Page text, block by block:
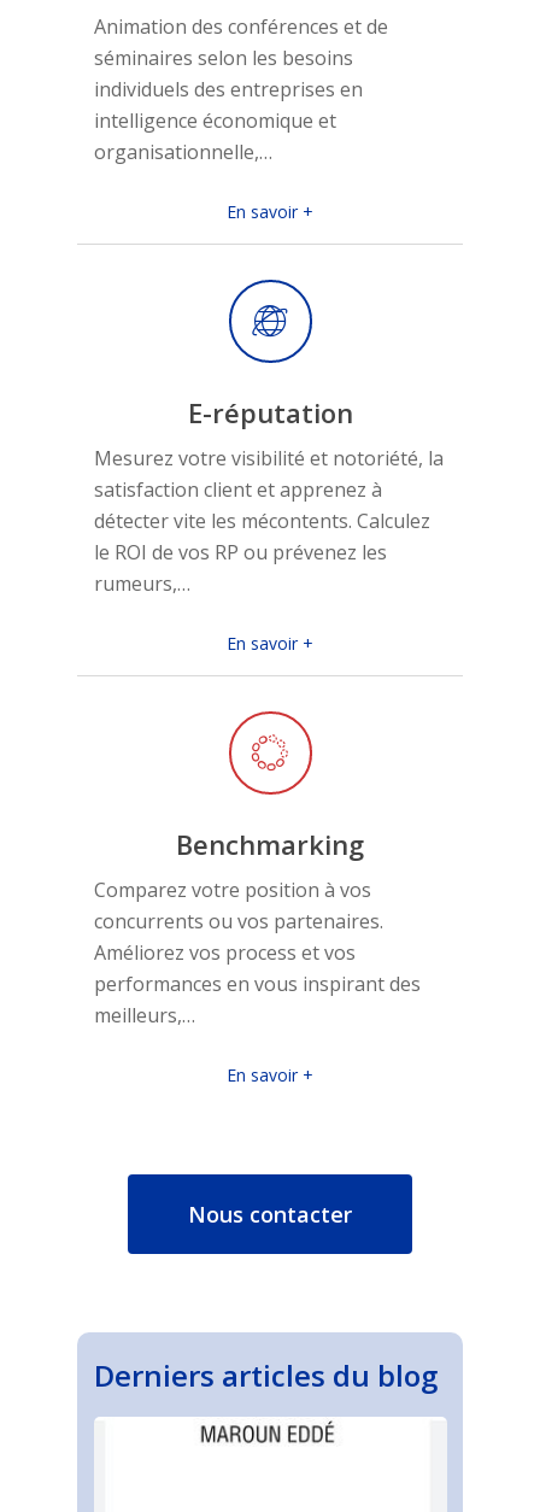
Animation des conférences et de
séminaires selon les besoins
individuels des entreprises en
intelligence économique et
organisationnelle,…
En savoir +
E-réputation
Mesurez votre visibilité et notoriété, la
satisfaction client et apprenez à
détecter vite les mécontents. Calculez
le ROI de vos RP ou prévenez les
rumeurs,…
En savoir +
Benchmarking
Comparez votre position à vos
concurrents ou vos partenaires.
Améliorez vos process et vos
performances en vous inspirant des
meilleurs,…
En savoir +
Nous contacter
Derniers articles du blog